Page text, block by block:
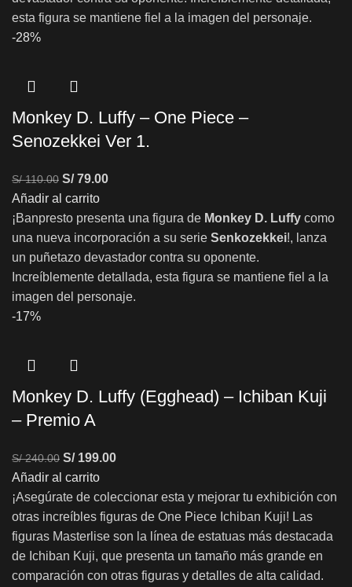
esta figura se mantiene fiel a la imagen del personaje.
-28%
Monkey D. Luffy – One Piece –
Senozekkei Ver 1.
S/110.00 S/79.00
Añadir al carrito
¡Banpresto presenta una figura de Monkey D. Luffy como
una nueva incorporación a su serie Senkozekkei!, lanza
un puñetazo devastador contra su oponente.
Increíblemente detallada, esta figura se mantiene fiel a la
imagen del personaje.
-17%
Monkey D. Luffy (Egghead) – Ichiban Kuji
– Premio A
S/240.00 S/199.00
Añadir al carrito
¡Asegúrate de coleccionar esta y mejorar tu exhibición con
otras increíbles figuras de One Piece Ichiban Kuji! Las
figuras Masterlise son la línea de estatuas más destacada
de Ichiban Kuji, que presenta un tamaño más grande en
comparación con otras figuras y detalles de alta calidad.